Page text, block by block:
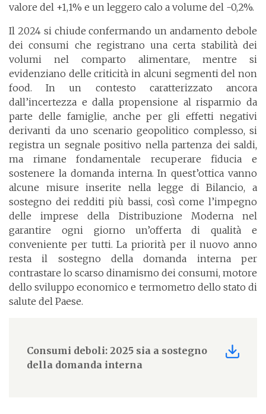
valore del +1,1% e un leggero calo a volume del -0,2%.
Il 2024 si chiude confermando un andamento debole
dei consumi che registrano una certa stabilità dei
volumi nel comparto alimentare, mentre si
evidenziano delle criticità in alcuni segmenti del non
food. In un contesto caratterizzato ancora
dall’incertezza e dalla propensione al risparmio da
parte delle famiglie, anche per gli effetti negativi
derivanti da uno scenario geopolitico complesso, si
registra un segnale positivo nella partenza dei saldi,
ma rimane fondamentale recuperare fiducia e
sostenere la domanda interna. In quest’ottica vanno
alcune misure inserite nella legge di Bilancio, a
sostegno dei redditi più bassi, così come l’impegno
delle imprese della Distribuzione Moderna nel
garantire ogni giorno un’offerta di qualità e
conveniente per tutti. La priorità per il nuovo anno
resta il sostegno della domanda interna per
contrastare lo scarso dinamismo dei consumi, motore
dello sviluppo economico e termometro dello stato di
salute del Paese.
Consumi deboli: 2025 sia a sostegno
della domanda interna